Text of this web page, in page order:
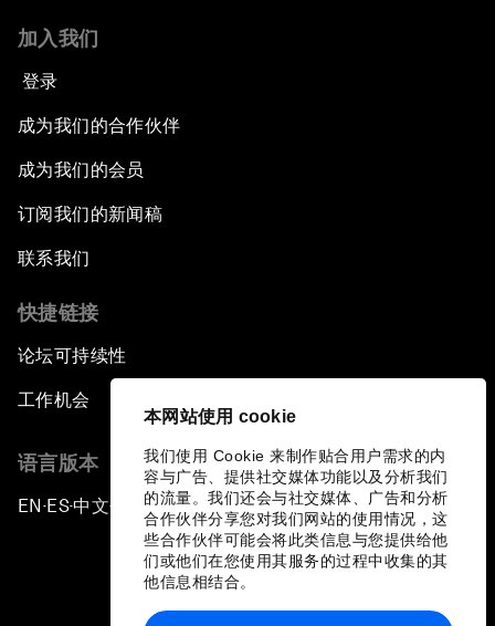
本网站使用 cookie
我们使用 Cookie 来制作贴合用户需求的内
容与广告、提供社交媒体功能以及分析我们
的流量。我们还会与社交媒体、广告和分析
合作伙伴分享您对我们网站的使用情况，这
些合作伙伴可能会将此类信息与您提供给他
们或他们在您使用其服务的过程中收集的其
他信息相结合。
加入我们
登录
成为我们的合作伙伴
成为我们的会员
订阅我们的新闻稿
联系我们
快捷链接
论坛可持续性
工作机会
语言版本
EN ▪ES▪中文▪ 日本語